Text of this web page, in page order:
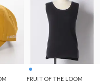
FRUIT OF THE LOOM